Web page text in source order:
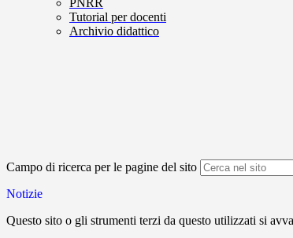
PNRR
Tutorial per docenti
Archivio didattico
Campo di ricerca per le pagine del sito
Notizie
Questo sito o gli strumenti terzi da questo utilizzati si